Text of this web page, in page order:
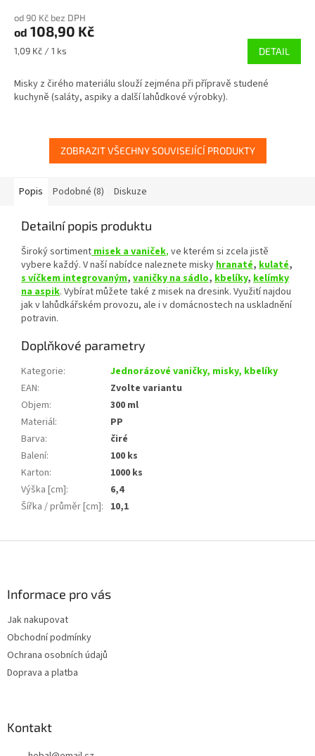
od 90 Kč bez DPH
od 108,90 Kč
Měrná
1,09 Kč / 1 ks DETAIL
Misky z čirého materiálu slouží zejména při přípravě studené
kuchyně (saláty, aspiky a další lahůdkové výrobky).
ZOBRAZIT VŠECHNY SOUVISEJÍCÍ PRODUKTY
Popis Podobné (8) Diskuze
Detailní popis produktu
Široký sortimentmisekavaniček, ve kterém si zcela jistě
vybere každý. V naší nabídce naleznete miskyhranaté, kulaté,
s víčkem integrovaným, vaničky na sádlo, kbelíky, kelímky
na aspik. Vybírat můžete také z misek na dresink. Využití najdou
jak v lahůdkářském provozu, ale i v domácnostech na uskladnění
potravin.
Doplňkové parametry
Kategorie:
Jednorázové vaničky, misky, kbelíky
EAN:
Zvolte variantu
Objem:
300 ml
Materiál:
PP
Barva:
čiré
Balení:
100 ks
Karton:
1000 ks
Výška [cm]:
6,4
Šířka / průměr [cm]: 10,1
Informace pro vás
Jak nakupovat
Obchodní podmínky
Ochrana osobních údajů
Doprava a platba
Kontakt